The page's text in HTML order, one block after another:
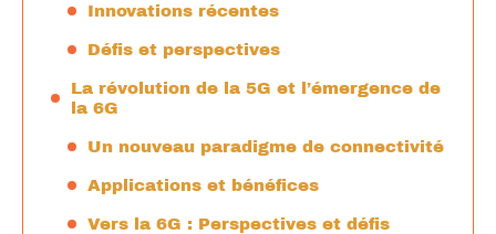
Innovations récentes
Défis et perspectives
La révolution de la 5G et l’émergence de
la 6G
Un nouveau paradigme de connectivité
Applications et bénéfices
Vers la 6G : Perspectives et défis